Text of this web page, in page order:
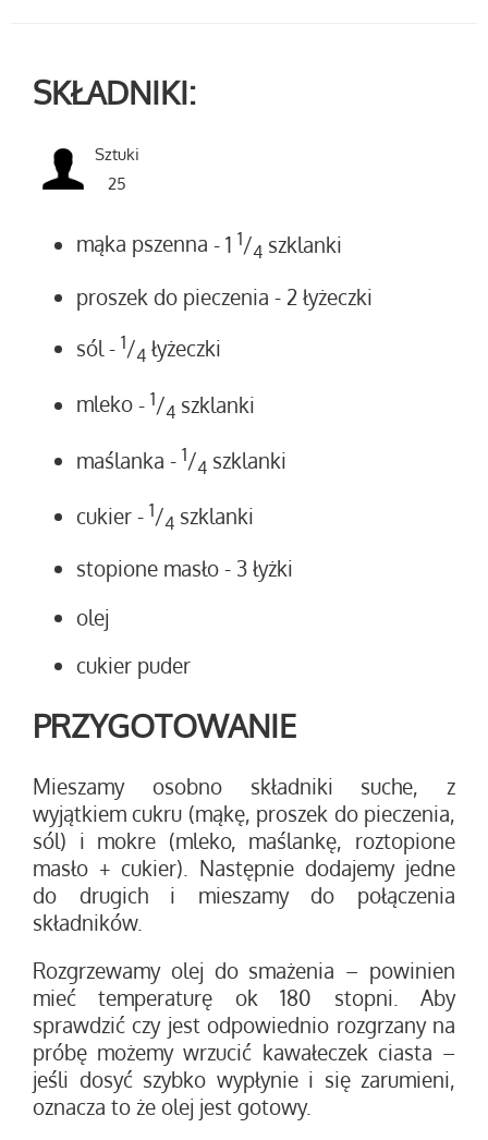
SKŁADNIKI:
Sztuki
25
mąka pszenna - 1 1/4 szklanki
proszek do pieczenia - 2 łyżeczki
sól- 1/4 łyżeczki
mleko - 1/4 szklanki
maślanka - 1/4 szklanki
cukier - 1/4 szklanki
stopione masło - 3 łyżki
olej
cukier puder
PRZYGOTOWANIE
Mieszamy osobno składniki suche, z
wyjątkiem cukru (mąkę, proszek do pieczenia,
sól) i mokre (mleko, maślankę, roztopione
masło + cukier). Następnie dodajemy jedne
do drugich i mieszamy do połączenia
składników.
Rozgrzewamy olej do smażenia – powinien
mieć temperaturę ok 180 stopni. Aby
sprawdzić czy jest odpowiednio rozgrzany na
próbę możemy wrzucić kawałeczek ciasta –
jeśli dosyć szybko wypłynie i się zarumieni,
oznacza to że olej jest gotowy.